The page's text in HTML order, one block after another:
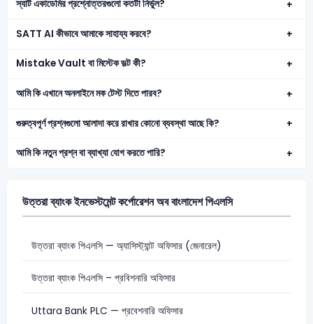
স্যাট একাডেমির প্রশ্নোত্তরগুলো কতটা নির্ভুল?
SATT AI কীভাবে আমাকে সাহায্য করবে?
Mistake Vault বা মিস্টেক ভল্ট কী?
আমি কি এখানে অনলাইনে মক টেস্ট দিতে পারব?
গুরুত্বপূর্ণ প্রশ্নগুলো আলাদা করে রাখার কোনো ব্যবস্থা আছে কি?
আমি কি নতুন প্রশ্ন বা ব্যাখ্যা যোগ করতে পারি?
উত্তরা ব্যাংক ইনভেস্টমেন্ট কর্পোরেশন অব বাংলাদেশ পিএলসি
উত্তরা ব্যাংক পিএলসি — অ্যাসিস্ট্যান্ট অফিসার (জেনারেল)
উত্তরা ব্যাংক পিএলসি – প্রবিশনারি অফিসার
Uttara Bank PLC — প্রবেশনারি অফিসার